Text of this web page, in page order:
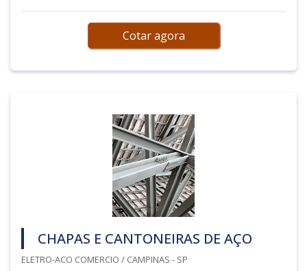
Cotar agora
CHAPAS E CANTONEIRAS DE AÇO
ELETRO-ACO COMERCIO / CAMPINAS - SP